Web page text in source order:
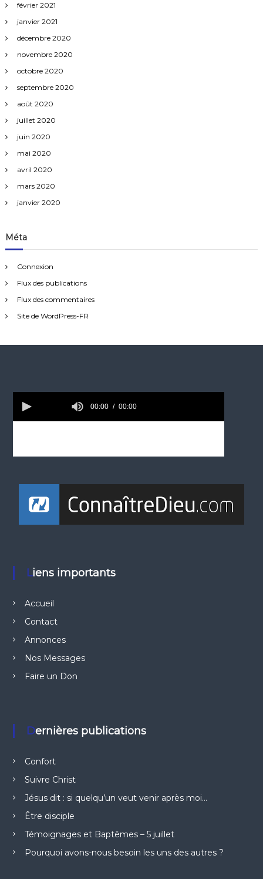
février 2021
janvier 2021
décembre 2020
novembre 2020
octobre 2020
septembre 2020
août 2020
juillet 2020
juin 2020
mai 2020
avril 2020
mars 2020
janvier 2020
Méta
Connexion
Flux des publications
Flux des commentaires
Site de WordPress-FR
Liens importants
Accueil
Contact
Annonces
Nos Messages
Faire un Don
Dernières publications
Confort
Suivre Christ
Jésus dit : si quelqu’un veut venir après moi…
Être disciple
Témoignages et Baptêmes – 5 juillet
Pourquoi avons-nous besoin les uns des autres ?